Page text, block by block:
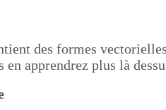
des formes
apprendrez plus là